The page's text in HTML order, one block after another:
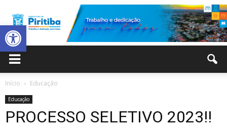
Abrir a barra de ferramentas
Municipal
Início Educação
Educação
PROCESSO SELETIVO 2023!!